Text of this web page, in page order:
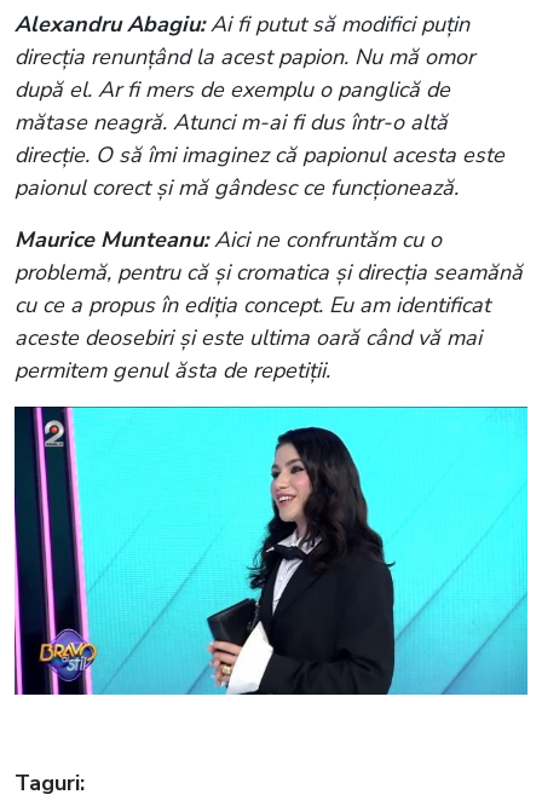
Alexandru Abagiu:Ai fi putut să modifici puțin
direcția renunțând la acest papion. Nu mă omor
după el. Ar fi mers de exemplu o panglică de
mătase neagră. Atunci m-ai fi dus într-o altă
direcție. O să îmi imaginez că papionul acesta este
paionul corect și mă gândesc ce funcționează.
Maurice Munteanu:Aici ne confruntăm cu o
problemă, pentru că și cromatica și direcția seamănă
cu ce a propus în ediția concept. Eu am identificat
aceste deosebiri și este ultima oară când vă mai
permitem genul ăsta de repetiții.
Taguri: